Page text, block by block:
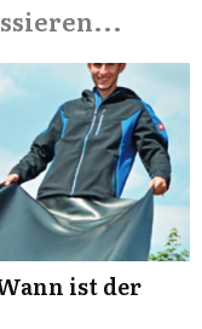
ist der